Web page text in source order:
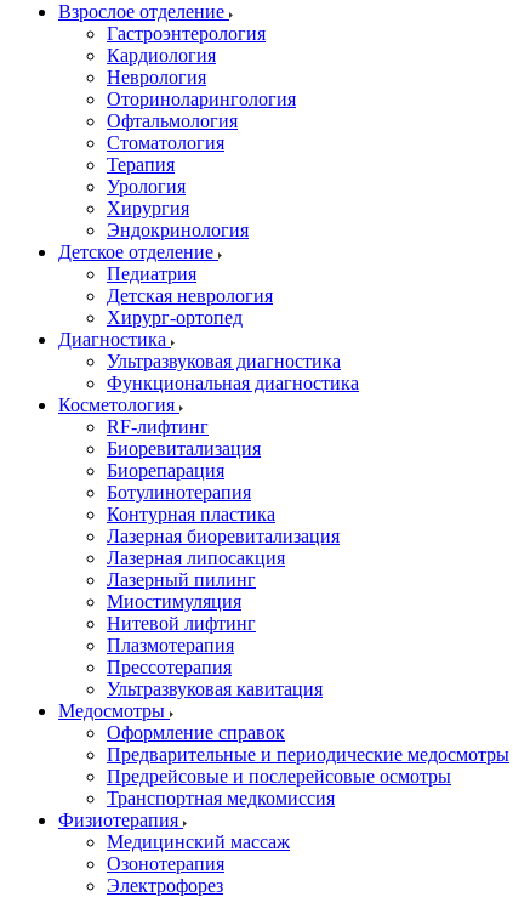
Взрослое отделение
Гастроэнтерология
Кардиология
Неврология
Оториноларингология
Офтальмология
Стоматология
Терапия
Урология
Хирургия
Эндокринология
Детское отделение
Педиатрия
Детская неврология
Хирург-ортопед
Диагностика
Ультразвуковая диагностика
Функциональная диагностика
Косметология
RF-лифтинг
Биоревитализация
Биорепарация
Ботулинотерапия
Контурная пластика
Лазерная биоревитализация
Лазерная липосакция
Лазерный пилинг
Миостимуляция
Нитевой лифтинг
Плазмотерапия
Прессотерапия
Ультразвуковая кавитация
Медосмотры
Оформление справок
Предварительные и периодические медосмотры
Предрейсовые и послерейсовые осмотры
Транспортная медкомиссия
Физиотерапия
Медицинский массаж
Озонотерапия
Электрофорез